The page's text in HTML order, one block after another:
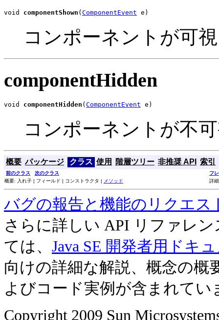
void componentShown ( ComponentEvent e)
コンポーネントが可
componentHidden
void componentHidden (ComponentEvent e)
コンポーネントが不
概要 パッケージ クラス 使用 階層ツリー 非推奨 API 索引
前のクラス 次のクラス
フ
概要: 入れ子 | フィールド | コンストラクタ |
メソッド 詳
バグの報告と機能のリクエス
さらに詳しい API リファレ
ては、 Java SE 開発者用ドキ
向けの詳細な解説、概念の概
よびコード実例が含まれてい
Copyright 2009 Sun